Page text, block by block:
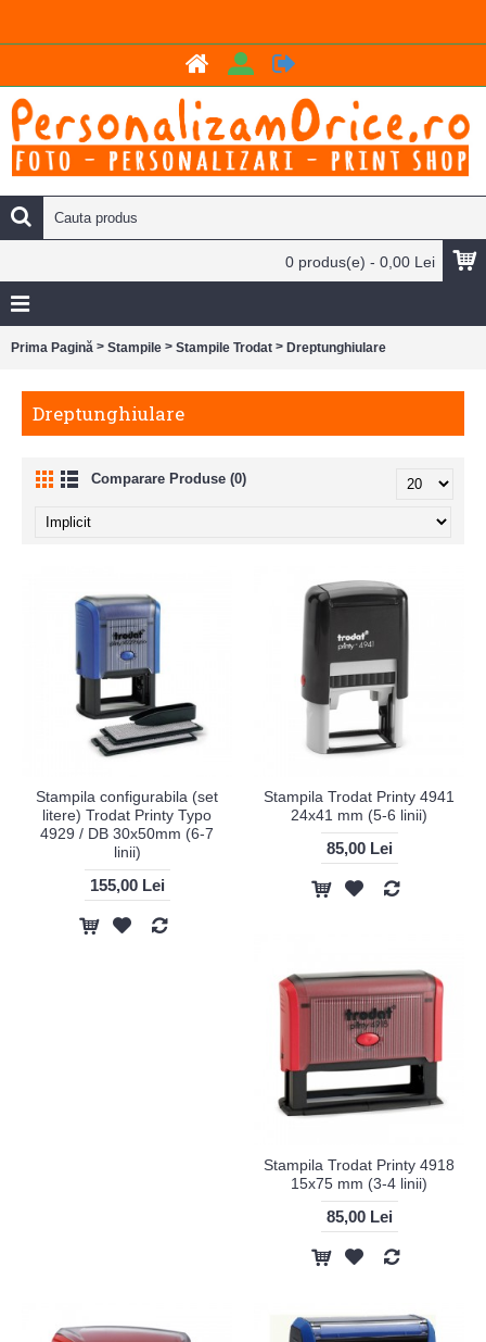
0 produs(e) - 0,00 Lei
Prima Pagină > Stampile > Stampile Trodat > Dreptunghiulare
Dreptunghiulare
Comparare Produse (0)
Stampila configurabila (set
litere) Trodat Printy Typo
4929 / DB 30x50mm (6-7
linii)
155,00 Lei
Stampila Trodat Printy 4941
24x41 mm (5-6 linii)
85,00 Lei
Stampila Trodat Printy 4918
15x75 mm (3-4 linii)
85,00 Lei